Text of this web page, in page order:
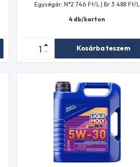
Egységár: N°2 746 Ft/L | Br 3 488 Ft/L
4 db/karton
Kosárba teszem